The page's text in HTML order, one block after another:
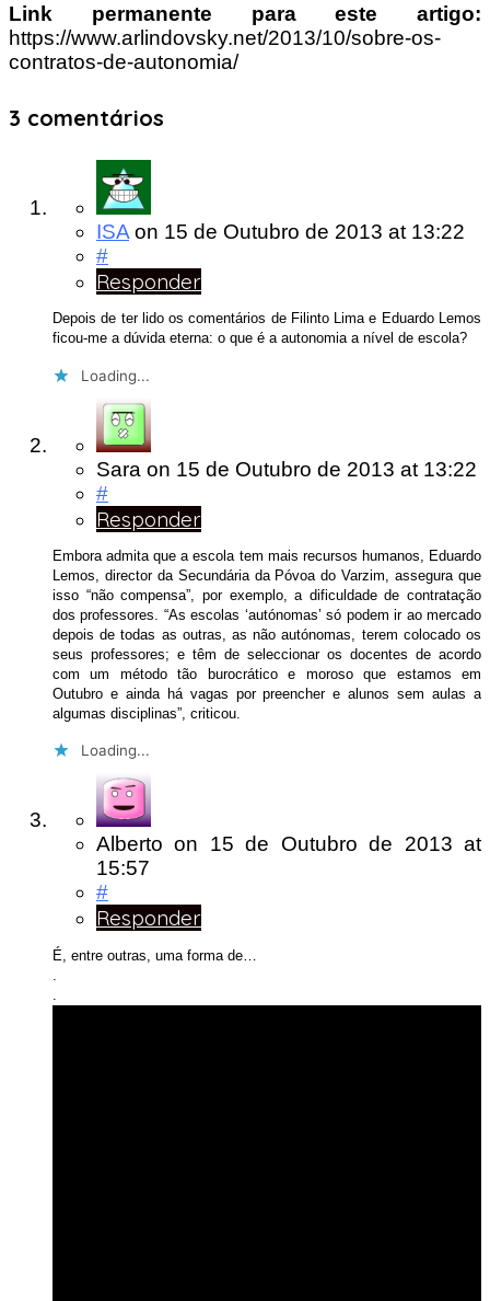
Link permanente para este artigo:
https://www.arlindovsky.net/2013/10/sobre-os-
contratos-de-autonomia/
3 comentários
ISA on 15 de Outubro de 2013 at 13:22
#
Responder
Depois de ter lido os comentários de Filinto Lima e Eduardo Lemos
ficou-me a dúvida eterna: o que é a autonomia a nível de escola?
Loading...
Sara on 15 de Outubro de 2013 at 13:22
#
Responder
Embora admita que a escola tem mais recursos humanos, Eduardo
Lemos, director da Secundária da Póvoa do Varzim, assegura que
isso “não compensa”, por exemplo, a dificuldade de contratação
dos professores. “As escolas ‘autónomas’ só podem ir ao mercado
depois de todas as outras, as não autónomas, terem colocado os
seus professores; e têm de seleccionar os docentes de acordo
com um método tão burocrático e moroso que estamos em
Outubro e ainda há vagas por preencher e alunos sem aulas a
algumas disciplinas”, criticou.
Loading...
Alberto on 15 de Outubro de 2013at
15:57
#
Responder
É, entre outras, uma forma de…